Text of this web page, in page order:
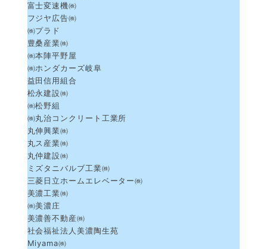
富士変速機㈱
フジヤ広告㈱
㈱プラド
豊桑産業㈱
㈱本陣平野屋
㈱ホンダカーズ岐阜
益田信用組合
松永建設㈱
㈱松野組
㈱丸治コンクリート工業所
丸伸興業㈱
丸ス産業㈱
丸仲建設㈱
ミズタニバルブ工業㈱
三菱日立ホームエレベーター㈱
美濃工業㈱
㈱美濃庄
美濃善不動産㈱
社会福祉法人美濃陶生苑
Miyama㈱